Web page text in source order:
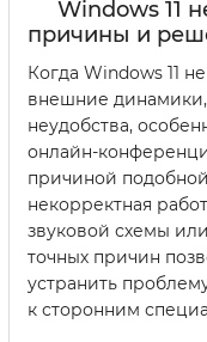
Windows 11
причины и
Когда Windows 11
внешние динамики,
неудобства,
онлайн-
причиной
некорректная
звуковой схемы
точных причин
устранить
к сторонним